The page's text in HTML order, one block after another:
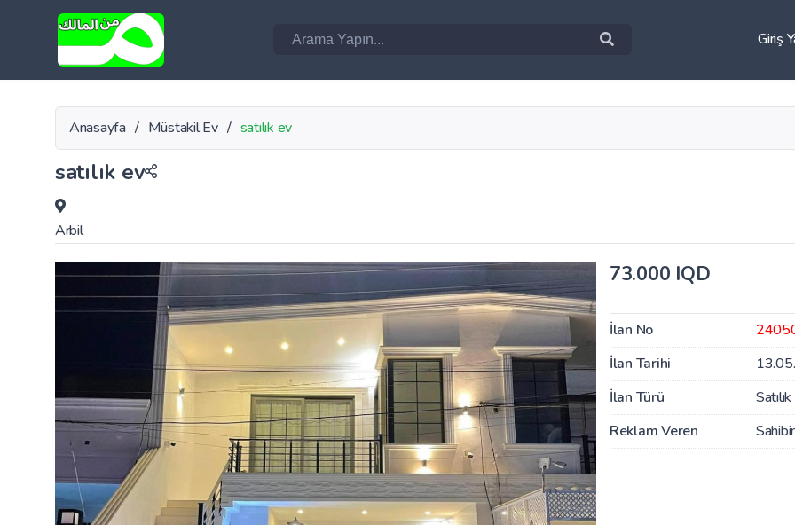
Giriş
Anasayfa / Müstakil Ev / satılık ev
satılık ev
Arbil
73.000 IQD
İlan No
İlan Tarihi
İlan Türü
Satılık
Reklam Veren